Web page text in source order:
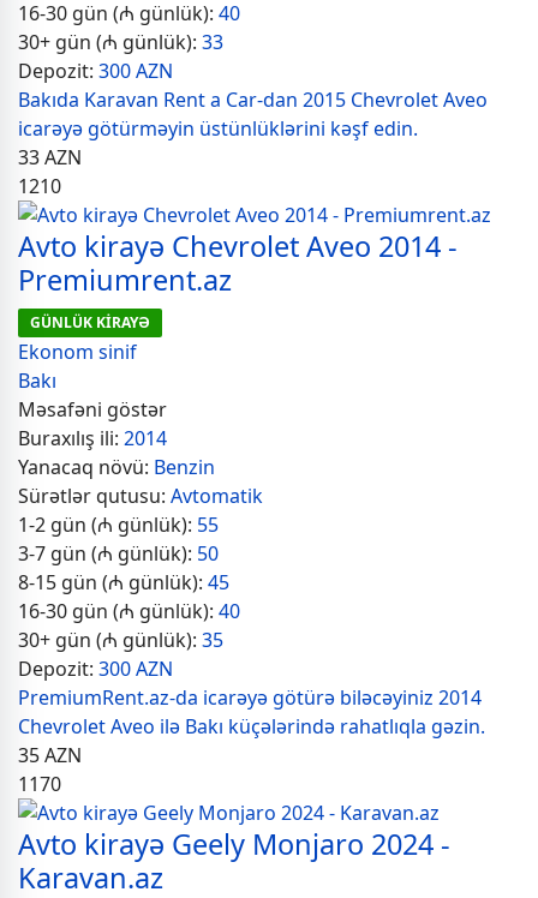
16-30 gün (₼ günlük): 40
30+ gün (₼ günlük): 33
Depozit: 300 AZN
Bakıda Karavan Rent a Car-dan 2015 Chevrolet Aveo
icarəyə götürməyin üstünlüklərini kəşf edin.
33AZN
1210
Avto kirayə Chevrolet Aveo 2014 -
Premiumrent.az
GÜNLÜK KİRAYƏ
Ekonom sinif
Bakı
Məsafəni göstər
Buraxılış ili: 2014
Yanacaq növü: Benzin
Sürətlər qutusu: Avtomatik
1-2 gün (₼ günlük): 55
3-7 gün (₼ günlük): 50
8-15 gün (₼ günlük): 45
16-30 gün (₼ günlük): 40
30+ gün (₼ günlük): 35
Depozit: 300 AZN
PremiumRent.az-da icarəyə götürə biləcəyiniz 2014
Chevrolet Aveo ilə Bakı küçələrində rahatlıqla gəzin.
35AZN
1170
Avto kirayə Geely Monjaro 2024 -
Karavan.az